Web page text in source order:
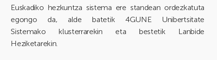
Euskadiko hezkuntza sistema ere standean ordezkatuta
egongo da, alde batetik 4GUNE Unibertsitate
Sistemako klusterrarekin eta bestetik Lanbide
Heziketarekin.